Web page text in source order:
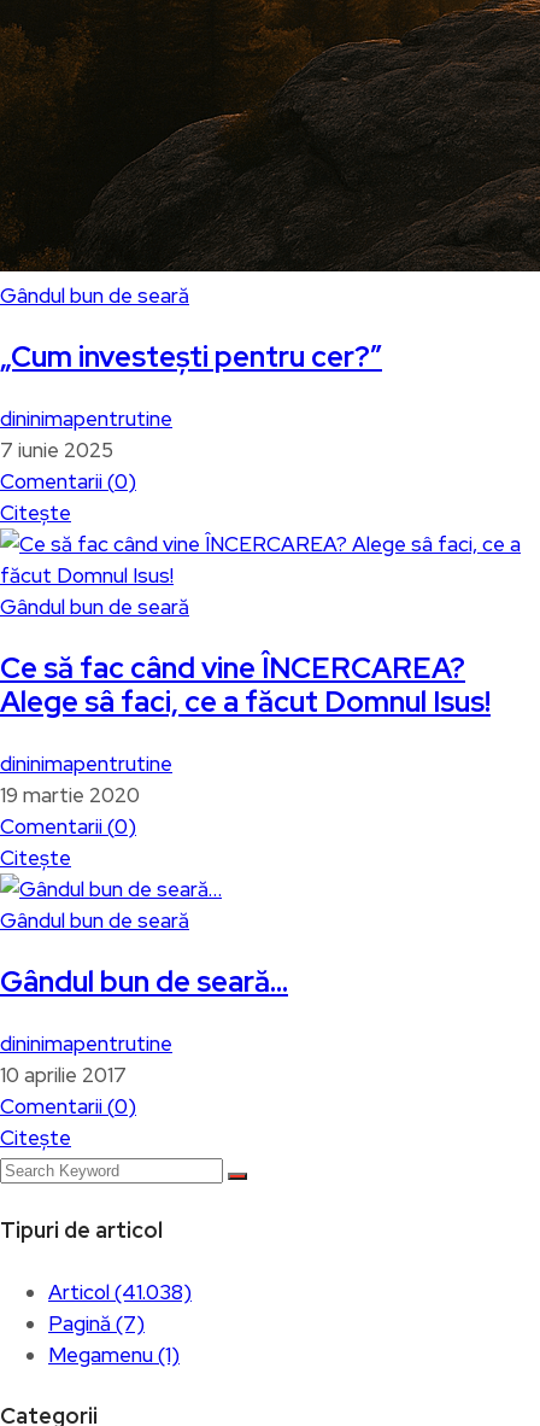
Gândul bun de seară
„Cum investești pentru cer?”
dininimapentrutine
7 iunie 2025
Comentarii (0)
Citește
Gândul bun de seară
Ce să fac când vine ÎNCERCAREA?
Alege sâ faci, ce a făcut Domnul Isus!
dininimapentrutine
19 martie 2020
Comentarii (0)
Citește
Gândul bun de seară
Gândul bun de seară…
dininimapentrutine
10 aprilie 2017
Comentarii (0)
Citește
Tipuri de articol
Articol (41.038)
Pagină (7)
Megamenu (1)
Categorii